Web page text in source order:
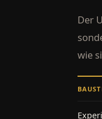
Der
wie